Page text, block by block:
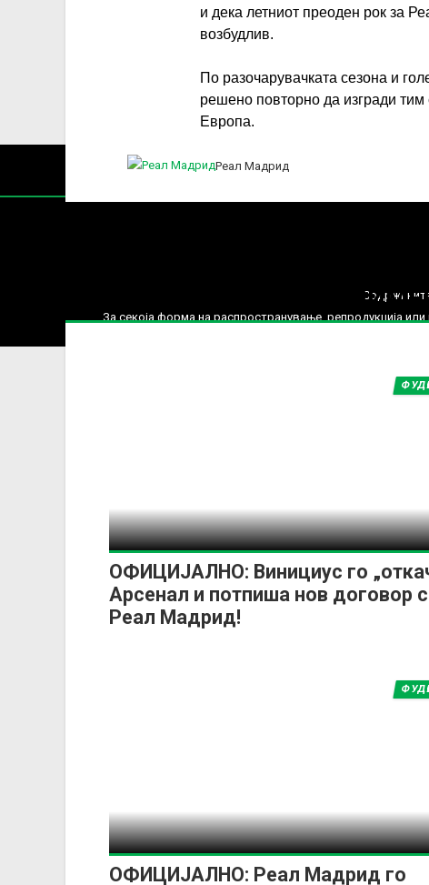
и дека летниот преоден рок за
возбудлив.
По разочарувачката сезона и
решено повторно да изгради
Европа.
Реал Мадрид
ОФИЦИЈАЛНО: Винициус го
Арсенал и потпиша нов договор
Реал Мадрид!
ОФИЦИЈАЛНО: Реал Мадрид го
За секоја форма на распространување, репродукција